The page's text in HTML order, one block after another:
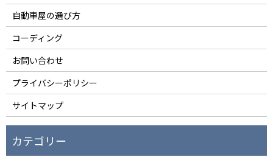
自動車屋の選び方
コーディング
お問い合わせ
プライバシーポリシー
サイトマップ